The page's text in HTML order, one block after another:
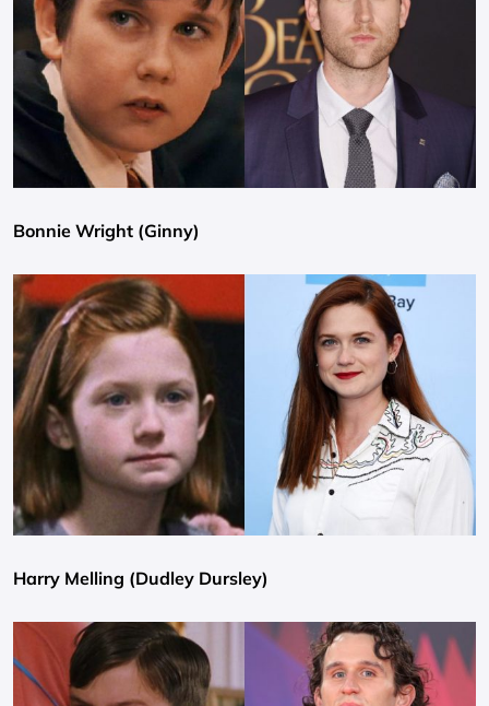
Bonnie Wright (Ginny)
Harry Melling (Dudley Dursley)